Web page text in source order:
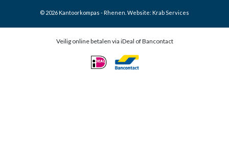
© 2026 Kantoorkompas - Rhenen. Website: Krab Services
Veilig online betalen via iDeal of Bancontact